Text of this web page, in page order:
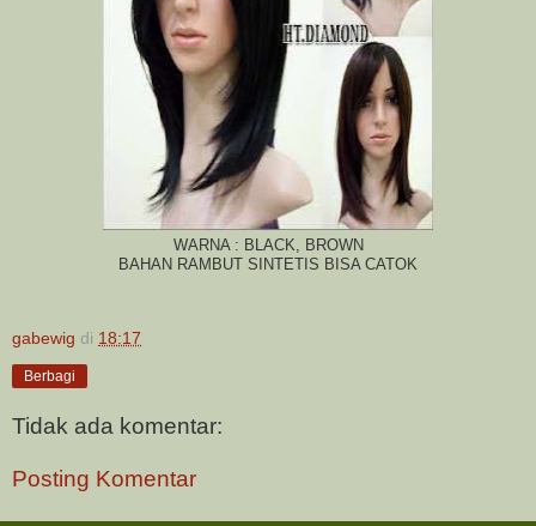
WARNA : BLACK, BROWN
BAHAN RAMBUT SINTETIS BISA CATOK
gabewig di 18:17
Berbagi
Tidak ada komentar:
Posting Komentar